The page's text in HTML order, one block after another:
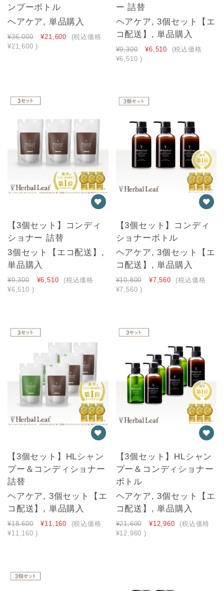
ンプーボトル
ヘアケア, 単品購入
¥36,000 ¥21,600
(税込価格
¥21,600 )
ー 詰替
ヘアケア, 3個セット【エ
コ配送】, 単品購入
¥9,300 ¥6,510
(税込価格
¥6,510 )
【3個セット】コンディ
ショナー 詰替
3個セット【エコ配送】,
単品購入
¥9,300 ¥6,510
(税込価格
¥6,510 )
【3個セット】コンディ
ショナーボトル
ヘアケア, 3個セット【エ
コ配送】, 単品購入
¥10,800 ¥7,560
(税込価格
¥7,560 )
【3個セット】HLシャン
プー＆コンディショナー
詰替
ヘアケア, 3個セット【エ
コ配送】, 単品購入
¥18,600 ¥11,160
(税込価格
¥11,160 )
【3個セット】HLシャン
プー＆コンディショナー
ボトル
ヘアケア, 3個セット【エ
コ配送】, 単品購入
¥21,600 ¥12,960
(税込価格
¥12,960 )